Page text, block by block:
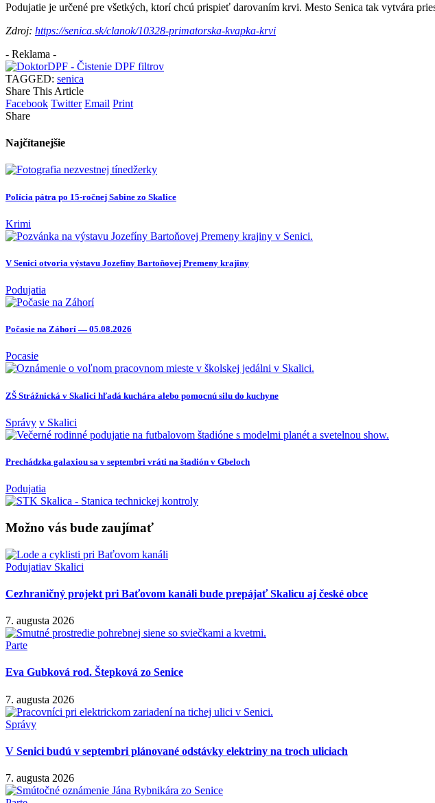
Podujatie je určené pre všetkých, ktorí chcú prispieť darovaním krvi. Mesto Senica tak vytvára
Zdroj: https://senica.sk/clanok/10328-primatorska-kvapka-krvi
- Reklama -
TAGGED: senica
Share This Article
Facebook Twitter Email Print
Share
Najčítanejšie
Polícia pátra po 15-ročnej Sabine zo Skalice
Krimi
V Senici otvoria výstavu Jozefíny Bartoňovej Premeny krajiny
Podujatia
Počasie na Záhorí — 05.08.2026
Pocasie
ZŠ Strážnická v Skalici hľadá kuchára alebo pomocnú silu do kuchyne
Správy v Skalici
Prechádzka galaxiou sa v septembri vráti na štadión v Gbeloch
Podujatia
Možno vás bude zaujímať
Podujatiav Skalici
Cezhraničný projekt pri Baťovom kanáli bude prepájať Skalicu aj české obce
7. augusta 2026
Parte
Eva Gubková rod. Štepková zo Senice
7. augusta 2026
Správy
V Senici budú v septembri plánované odstávky elektriny na troch uliciach
7. augusta 2026